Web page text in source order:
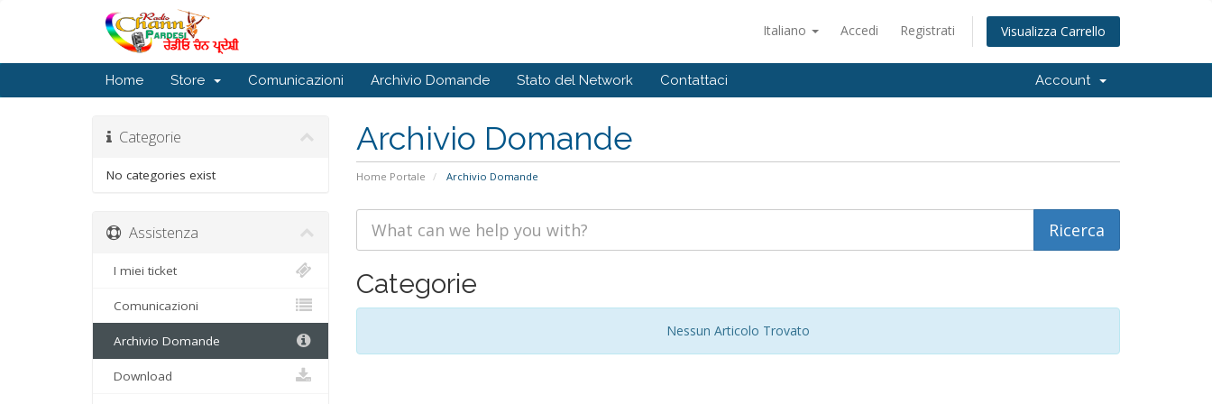
Italiano Accedi Registrati Visualizza Carrello
Home Store Comunicazioni Archivio Domande Stato del Network Contattaci Account
Archivio Domande
Home Portale Archivio Domande
Categorie
No categories exist
Categorie
Nessun Articolo Trovato
Assistenza
I miei ticket
Comunicazioni
Archivio Domande
Download